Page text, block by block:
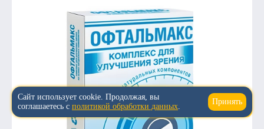
↑
Сайт использует cookie. Продолжая, вы
соглашаетесь с политикой обработки данных.
Принять